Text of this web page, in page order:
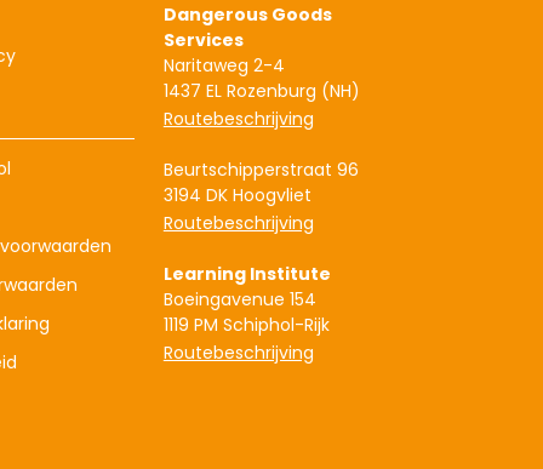
Dangerous Goods
Services
Naritaweg 2-4
1437 EL Rozenburg (NH)
Routebeschrijving
Beurtschipperstraat 96
3194 DK Hoogvliet
Routebeschrijving
Learning Institute
Boeingavenue 154
1119 PM Schiphol-Rijk
Routebeschrijving